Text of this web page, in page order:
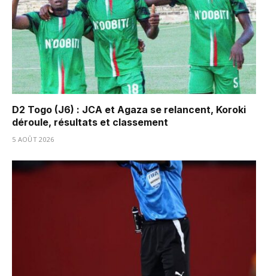
D2 Togo (J6) : JCA et Agaza se relancent, Koroki
déroule, résultats et classement
5 AOÛT 2026